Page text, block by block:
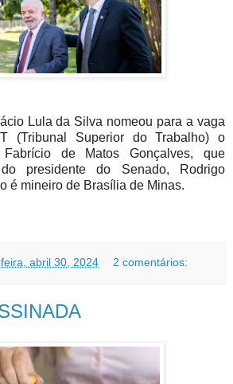
Lula da Silva nomeou para a vaga
(Tribunal Superior do Trabalho) o
Fabrício de Matos Gonçalves, que
presidente do Senado, Rodrigo
é mineiro de Brasília de Minas.
abril 30, 2024 2 comentários: